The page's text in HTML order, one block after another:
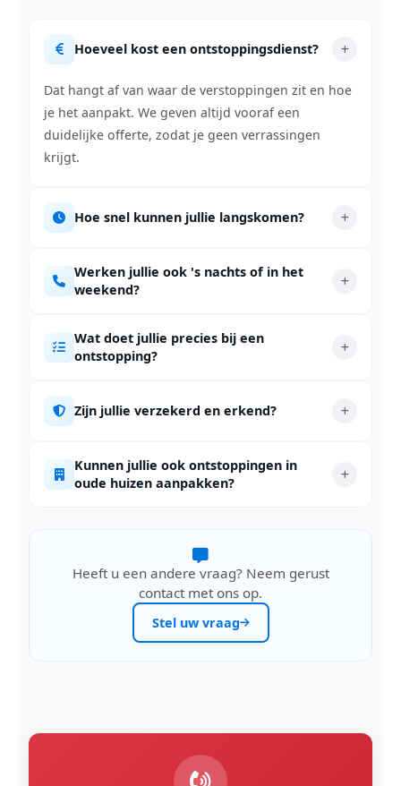
Hoeveel kost een ontstoppingsdienst?
Dat hangt af van waar de verstoppingen zit en hoe
je het aanpakt. We geven altijd vooraf een
duidelijke offerte, zodat je geen verrassingen
krijgt.
Hoe snel kunnen jullie langskomen?
Werken jullie ook 's nachts of in het
weekend?
Wat doet jullie precies bij een
ontstopping?
Zijn jullie verzekerd en erkend?
Kunnen jullie ook ontstoppingen in
oude huizen aanpakken?
Heeft u een andere vraag? Neem gerust
contact met ons op.
Stel uw vraag